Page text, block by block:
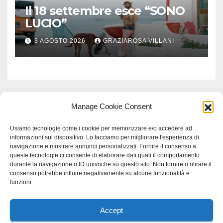
Manage Cookie Consent
Usiamo tecnologie come i cookie per memorizzare e/o accedere ad
informazioni sul dispositivo. Lo facciamo per migliorare l'esperienza di
navigazione e mostrare annunci personalizzati. Fornire il consenso a
queste tecnologie ci consente di elaborare dati quali il comportamento
durante la navigazione o ID univoche su questo sito. Non fornire o ritirare il
consenso potrebbe influire negativamente su alcune funzionalità e
funzioni.
Accept
Il 18 settembre esce “SONO
LUCIO”
3 AGOSTO 2026 GRAZIAROSA VILLANI
Proudly powered by WordPress|Tema: Newspaperex di